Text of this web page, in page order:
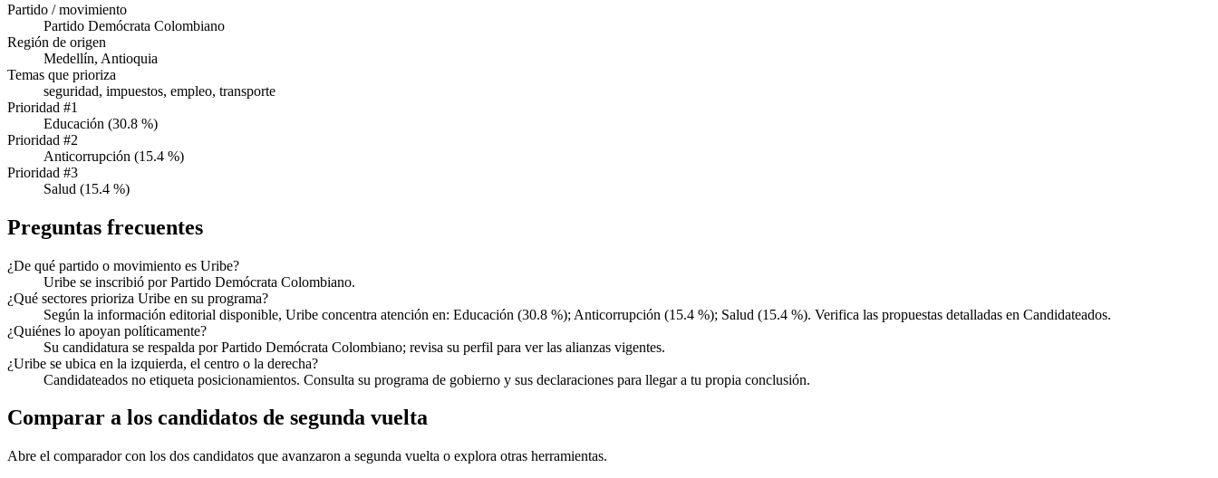
Partido / movimiento
Partido Demócrata Colombiano
Región de origen
Medellín, Antioquia
Temas que prioriza
seguridad, impuestos, empleo, transporte
Prioridad #1
Educación (30.8 %)
Prioridad #2
Anticorrupción (15.4 %)
Prioridad #3
Salud (15.4 %)
Preguntas frecuentes
¿De qué partido o movimiento es Uribe?
Uribe se inscribió por Partido Demócrata Colombiano.
¿Qué sectores prioriza Uribe en su programa?
Según la información editorial disponible, Uribe concentra atención en: Educación (30.8 %); Anticorrupción (15.4 %); Salud (15.4 %). Verifica las propuestas detalladas en Candidateados.
¿Quiénes lo apoyan políticamente?
Su candidatura se respalda por Partido Demócrata Colombiano; revisa su perfil para ver las alianzas vigentes.
¿Uribe se ubica en la izquierda, el centro o la derecha?
Candidateados no etiqueta posicionamientos. Consulta su programa de gobierno y sus declaraciones para llegar a tu propia conclusión.
Comparar a los candidatos de segunda vuelta
Abre el comparador con los dos candidatos que avanzaron a segunda vuelta o explora otras herramientas.